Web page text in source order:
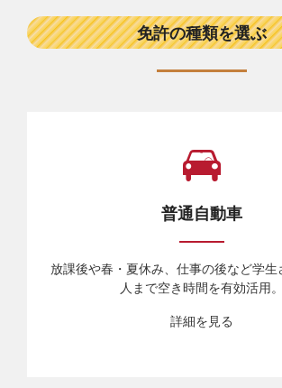
免許の種類を選ぶ
普通自動車
放課後や春・夏休み、仕事の後など学生
人まで空き時間を有効活用。
詳細を見る